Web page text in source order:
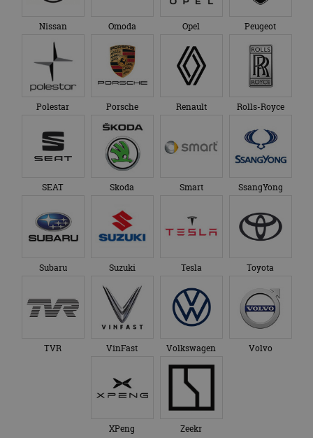
Nissan Omoda Opel Peugeot
Polestar Porsche Renault Rolls-Royce
SEAT Skoda Smart SsangYong
Subaru Suzuki Tesla Toyota
TVR VinFast Volkswagen Volvo
XPeng Zeekr